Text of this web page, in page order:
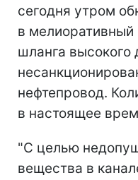
сегодня утром
в мелиоративный
шланга высокого
нефтепровод.
в настоящее
"С целью
вещества в